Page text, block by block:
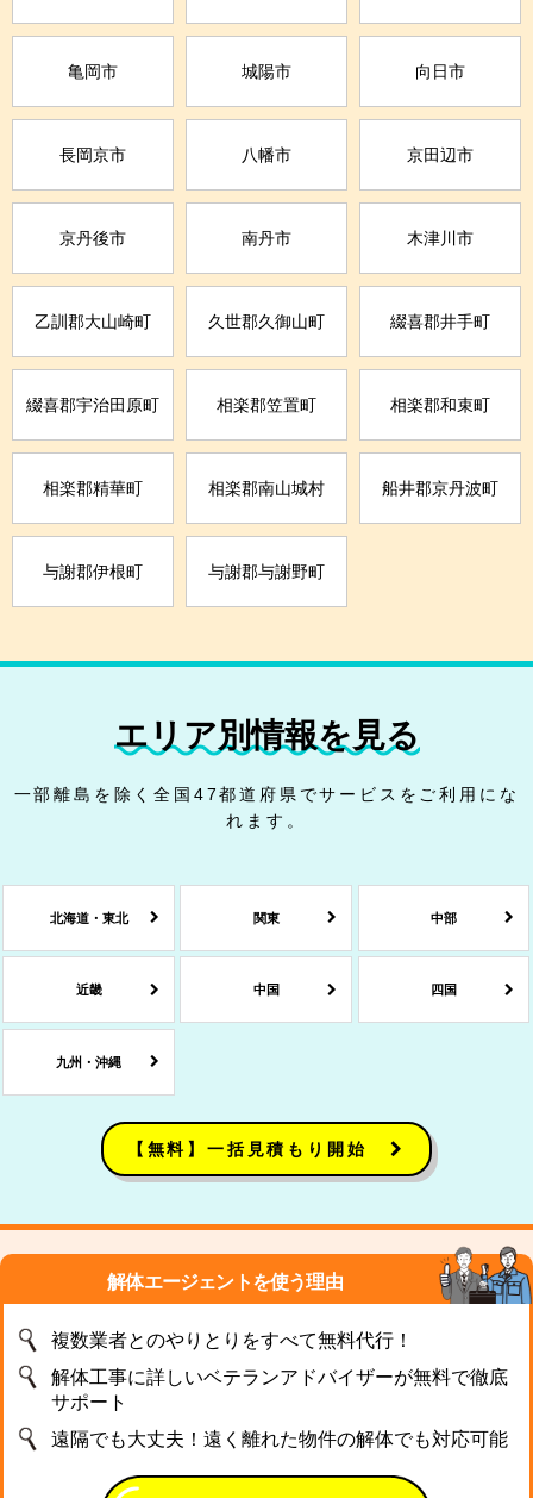
亀岡市 城陽市 向日市
長岡京市 八幡市 京田辺市
京丹後市 南丹市 木津川市
乙訓郡大山崎町 久世郡久御山町 綴喜郡井手町
綴喜郡宇治田原町 相楽郡笠置町 相楽郡和束町
相楽郡精華町 相楽郡南山城村 船井郡京丹波町
与謝郡伊根町 与謝郡与謝野町
エリア別情報を見る
一部離島を除く全国47都道府県でサービスをご利用にな
れます。
北海道・東北 関東 中部
近畿 中国 四国
九州・沖縄
【無料】一括見積もり開始
解体エージェントを使う理由
複数業者とのやりとりをすべて無料代行！
解体工事に詳しいベテランアドバイザーが無料で徹底
サポート
遠隔でも大丈夫！遠く離れた物件の解体でも対応可能